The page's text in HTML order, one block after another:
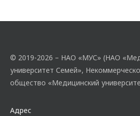
© 2019-2026 – НАО «МУС» (НАО
университет Семей»,
общество «Медицинский
Адрес